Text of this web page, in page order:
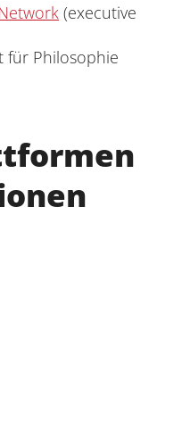
(executive
für Philosophie